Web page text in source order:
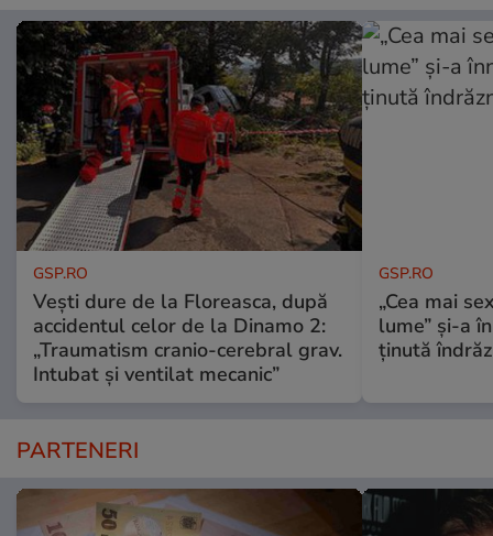
GSP.RO
Vești dure de la Floreasca, după
accidentul celor de la Dinamo 2:
„Traumatism cranio-cerebral grav.
Intubat și ventilat mecanic”
GSP.RO
„Cea mai
lume” și-a
ținută
PARTENERI